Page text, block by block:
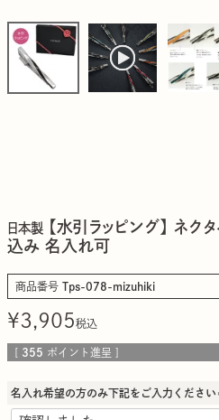
日本製
【水引ラッピング】 ネク
込み 名入れ可
商品番号 Tps-078-mizuhiki
¥3,905税込
[ 355 ポイント進呈 ]
名入れ希望の方のみ下記をご入力ください